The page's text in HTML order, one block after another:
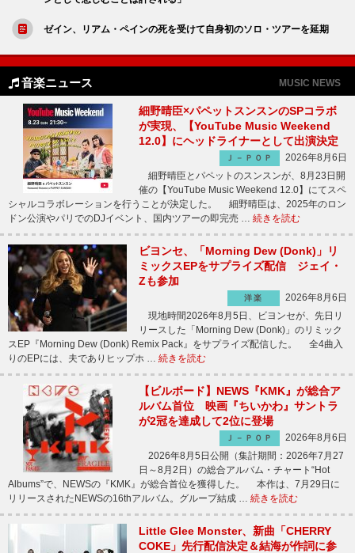
ゼイン、リアム・ペインの死を受けて自身初のソロ・ツアーを延期
音楽ニュース MUSIC NEWS
細野晴臣×パペットスンスンのSPコラボ
が実現、【YouTube Music Weekend
12.0】にヘッドライナーとして出演決定
Ｊ－ＰＯＰ
2026年8月6日
細野晴臣とパペットのスンスンが、8月23日開
催の【YouTube Music Weekend 12.0】にてスペ
シャルコラボレーションを行うことが決定した。 細野晴臣は、2025年のロン
ドン公演やパリでのDJイベント、国内ツアーの即完売 … 続きを読む
ビヨンセ、「Morning Dew (Donk)」リ
ミックスEPをサプライズ配信 ジェイ・
Zも参加
洋楽
2026年8月6日
現地時間2026年8月5日、ビヨンセが、先日リ
リースした「Morning Dew (Donk)」のリミック
スEP『Morning Dew (Donk) Remix Pack』をサプライズ配信した。 全4曲入
りのEPには、夫でありヒップホ … 続きを読む
【ビルボード】NEWS『KMK』が総合ア
ルバム首位 映画『ちいかわ』サントラ
が2冠を達成して2位に登場
Ｊ－ＰＯＰ
2026年8月6日
2026年8月5日公開（集計期間：2026年7月27
日～8月2日）の総合アルバム・チャート“Hot
Albums”で、NEWSの『KMK』が総合首位を獲得した。 本作は、7月29日に
リリースされたNEWSの16thアルバム。グループ結成 … 続きを読む
Little Glee Monster、新曲「CHERRY
COKE」先行配信決定＆結海が作詞に参